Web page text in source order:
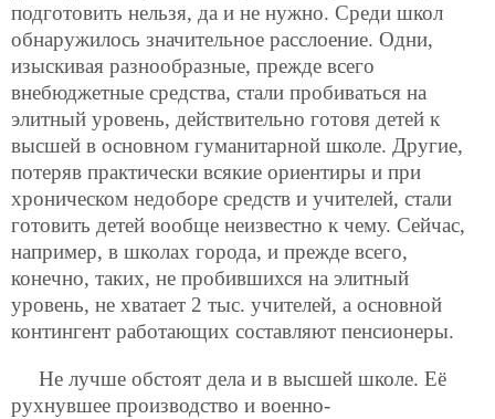
подготовить нельзя, да и не нужно. Среди школ
обнаружилось значительное расслоение. Одни,
изыскивая разнообразные, прежде всего
внебюджетные средства, стали пробиваться на
элитный уровень, действительно готовя детей к
высшей в основном гуманитарной школе. Другие,
потеряв практически всякие ориентиры и при
хроническом недоборе средств и учителей, стали
готовить детей вообще неизвестно к чему. Сейчас,
например, в школах города, и прежде всего,
конечно, таких, не пробившихся на элитный
уровень, не хватает 2 тыс. учителей, а основной
контингент работающих составляют пенсионеры.
Не лучше обстоят дела и в высшей школе. Её
рухнувшее производство и военно-